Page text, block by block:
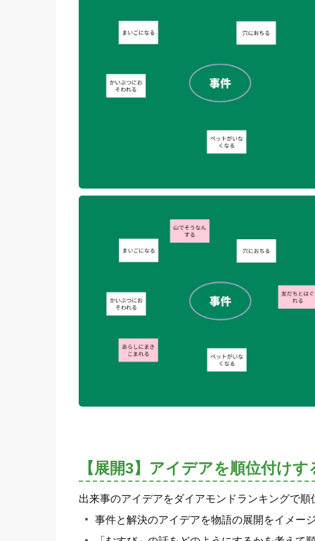
【展開3】アイデアを順位付けす
出来事のアイデアをダイアモンドランキングで順
事件と解決のアイデアを物語の展開をイメー